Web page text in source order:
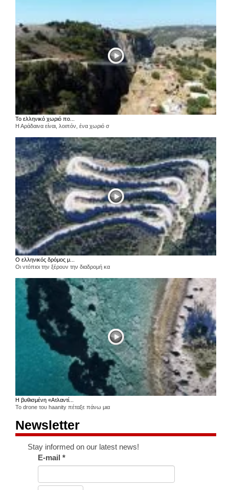
Το ελληνικό χωριό πο...
Η Αράδαινα είναι, λοιπόν, ένα χωριό σ
Ο ελληνικός δρόμος μ...
Οι ντόπιοι την ξέρουν την διαδρομή κα
Η βυθισμένη «Ατλαντί...
Το drone του haanity πέταξε πάνω μια
Newsletter
Stay informed on our latest news!
E-mail*